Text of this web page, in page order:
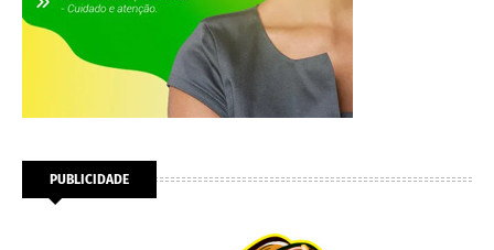
PUBLICIDADE